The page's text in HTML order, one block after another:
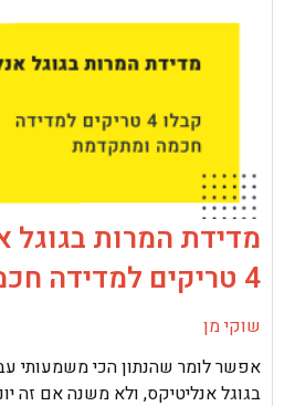
4 טריקים למדידה חכמה
שוקי מן
אפשר לומר שהנתון הכי משמעותי
בגוגל אנליטיקס, ולא משנה אם זה